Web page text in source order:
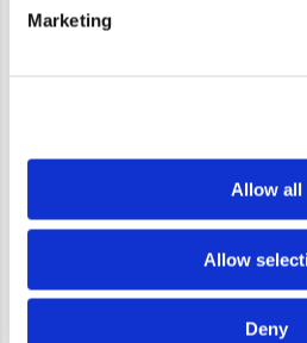
Marketing
Allow all
Allow
Deny
MILWAUKEE POWERTOOLS
Milwaukee Mejselspetsmarkör